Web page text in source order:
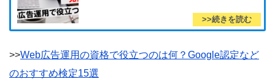
>>Web広告運用の資格で役立つのは何？Google認定など
のおすすめ検定15選